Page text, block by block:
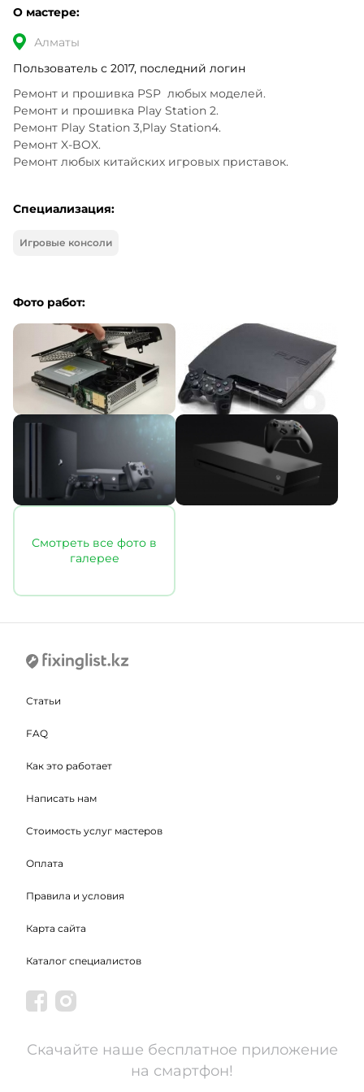
О мастере:
Алматы
Пользователь с 2017, последний логин
Ремонт и прошивка PSP  любых моделей.
Ремонт и прошивка Play Station 2.
Ремонт Play Station 3,Play Station4.
Ремонт X-BOX.
Ремонт любых китайских игровых приставок.
Специализация:
Игровые консоли
Фото работ:
Смотреть все фото в
галерее
Статьи
FAQ
Как это работает
Написать нам
Стоимость услуг мастеров
Оплата
Правила и условия
Карта сайта
Каталог специалистов
Скачайте наше бесплатное приложение
на смартфон!